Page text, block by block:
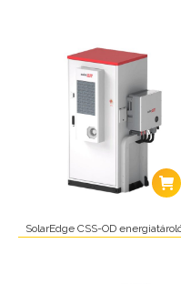
SolarEdge CSS-OD